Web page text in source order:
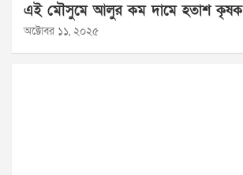
এই মৌসুমে আলুর কম দামে হতাশ কৃষক
অক্টোবর ১১, ২০২৫